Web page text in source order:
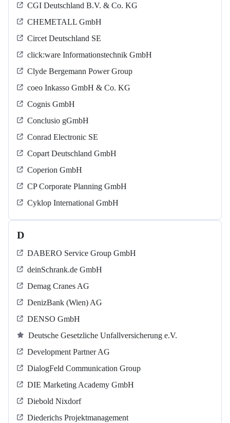
CGI Deutschland B.V. & Co. KG
CHEMETALL GmbH
Circet Deutschland SE
click:ware Informationstechnik GmbH
Clyde Bergemann Power Group
coeo Inkasso GmbH & Co. KG
Cognis GmbH
Conclusio gGmbH
Conrad Electronic SE
Copart Deutschland GmbH
Coperion GmbH
CP Corporate Planning GmbH
Cyklop International GmbH
D
DABERO Service Group GmbH
deinSchrank.de GmbH
Demag Cranes AG
DenizBank (Wien) AG
DENSO GmbH
Deutsche Gesetzliche Unfallversicherung e.V.
Development Partner AG
DialogFeld Communication Group
DIE Marketing Academy GmbH
Diebold Nixdorf
Diederichs Projektmanagement